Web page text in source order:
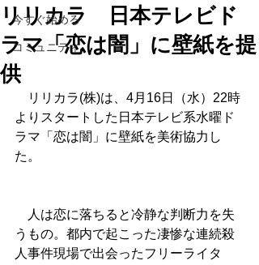
今すぐ始める
コミュニティ
リリカラ 日本テレビド
ラマ「恋は闇」に壁紙を提
供
リリカラ(株)は、4月16日（水）22時
よりスタートした日本テレビ系水曜ド
ラマ「恋は闇」に壁紙を美術協力し
た。
人は恋に落ちると冷静な判断力を失
うもの。都内で起こった凄惨な連続殺
人事件現場で出会ったフリーライタ